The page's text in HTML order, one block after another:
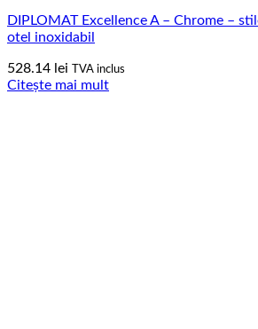
DIPLOMAT Excellence A – Chrome –
otel inoxidabil
528.14 lei TVA inclus
Citește mai mult